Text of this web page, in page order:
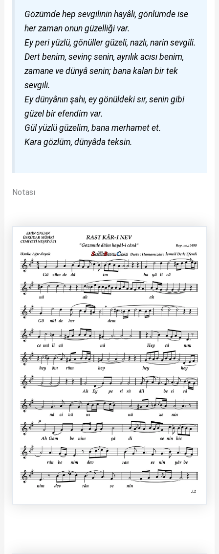
Gözümde hep sevgilinin hayâli, gönlümde ise
her zaman onun güzelliği var.
Ey peri yüzlü, gönüller güzeli, nazlı, narin sevgili.
Dert benim, sevinç senin, ayrılık acısı benim,
zamane ve dünyâ senin; bana kalan bir tek
sevgili.
Ey dünyânın şahı, ey gönüldeki sır, senin gibi
güzel bir efendim var.
Gül yüzlü güzelim, bana merhamet et.
Kara gözlüm, dünyâda teksin.
Notası